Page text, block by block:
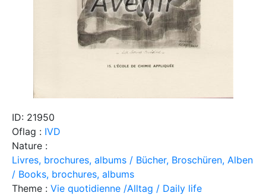
ID: 21950
Oflag : IVD
Nature :
Livres, brochures, albums / Bücher, Broschüren, Alben
/ Books, brochures, albums
Theme : Vie quotidienne /Alltag / Daily life